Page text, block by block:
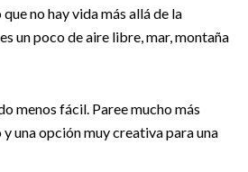
no hay vida más allá de la
un poco de aire libre, mar, montaña
menos fácil. Paree mucho más
una opción muy creativa para una